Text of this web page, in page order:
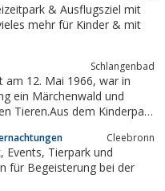
& Ausflugsziel mit
Schlangenbad
ein Märchenwald und
geschaffen. Somit wurde
Cleebronn
für Begeisterung bei der